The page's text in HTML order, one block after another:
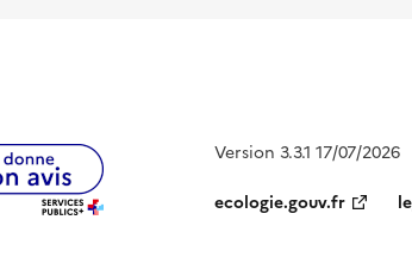
Version 3.3.1 17/07/2026
ecologie.gouv.fr